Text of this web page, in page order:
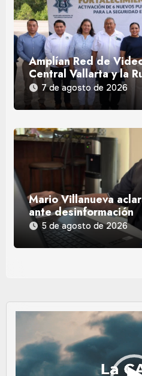
Amplían Red de
Central Vallarta y la
7 de agosto de 2026
Mario Villanueva
ante desinformación
5 de agosto de 2026
Reproductor
vídeo